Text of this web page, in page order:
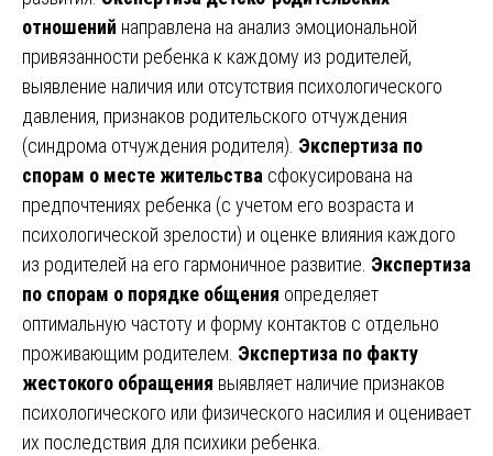
отношений направлена на анализ эмоциональной
привязанности ребенка к каждому из родителей,
выявление наличия или отсутствия психологического
давления, признаков родительского отчуждения
(синдрома отчуждения родителя). Экспертиза по
спорам о месте жительства сфокусирована на
предпочтениях ребенка (с учетом его возраста и
психологической зрелости) и оценке влияния каждого
из родителей на его гармоничное развитие. Экспертиза
по спорам о порядке общения определяет
оптимальную частоту и форму контактов с отдельно
проживающим родителем. Экспертиза по факту
жестокого обращения выявляет наличие признаков
психологического или физического насилия и оценивает
их последствия для психики ребенка.